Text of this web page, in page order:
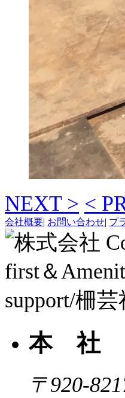
NEXT > <
会社概要| お問い合わせ| プ
本 社
〒920-